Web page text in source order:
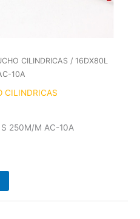
CILINDRICAS / 16DX80L
10A
CILINDRICAS
250M/M AC-10A